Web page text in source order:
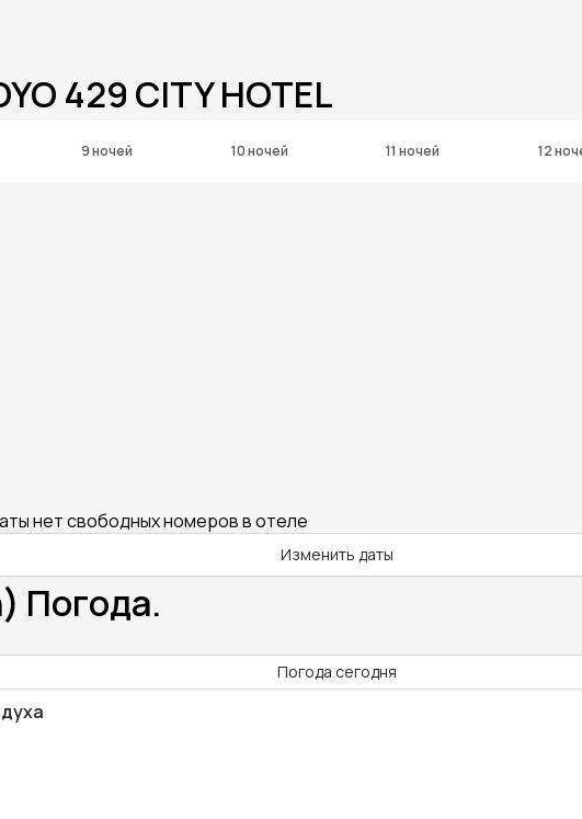
429 CITY HOTEL
9 ночей 10 ночей 11 ночей 12
нет свободных номеров в отеле
Изменить даты
Погода.
Погода сегодня